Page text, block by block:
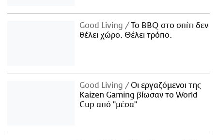
Good Living
Το BBQ στο σπίτι δεν
θέλει χώρο. Θέλει τρόπο.
Good Living
Οι εργαζόμενοι της
Kaizen Gaming βίωσαν το World
Cup από "μέσα"